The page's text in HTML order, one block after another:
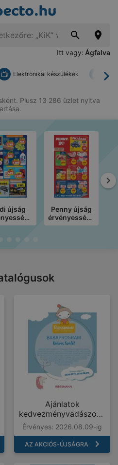
Itt vagy: Ágfalva
Elektronikai készülékek
Plusz 13 286 üzlet nyitva
újság
Penny újság
érvényessége
2026.08.12-ig
Ajánlatok
kedvezményvadászokn
ak
Érvényes: 2026.08.09-ig
AZ AKCIÓS-ÚJSÁGRA